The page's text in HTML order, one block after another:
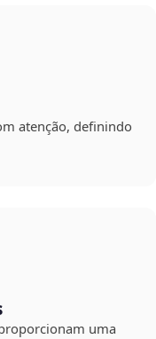
atenção, definindo
uma